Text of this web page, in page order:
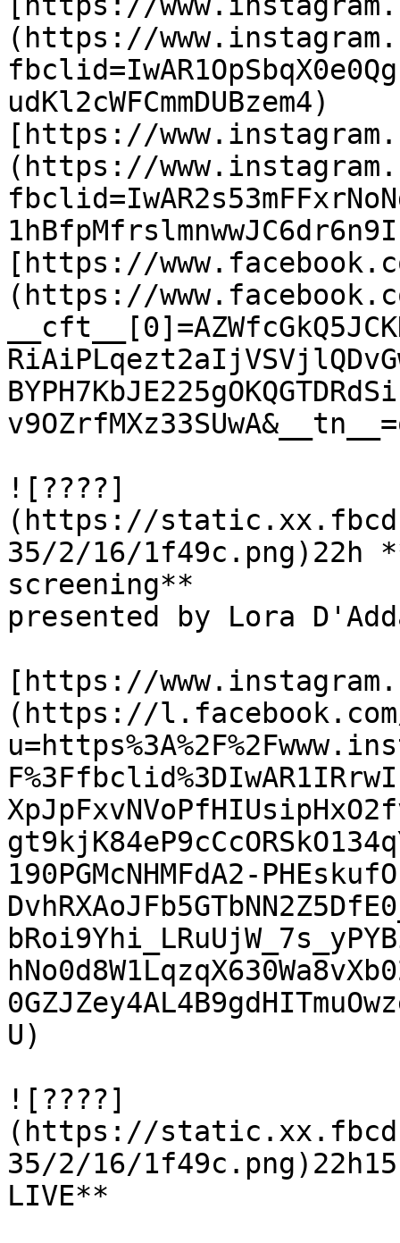
(https://
udKl2cWFCmmDUBzem4)
[https://
(https://
[https://
(https://
![????]
(https://
35/2/16/1f49c.png)22h
screening**
presented by Lora
[https://
(https://
190PGMcNHMFdA2-
U)
![????]
(https://
35/2/16/
LIVE**